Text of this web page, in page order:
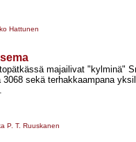
Hattunen
majailivat "kylminä"
3068 sekä terhakkaampana
P. T. Ruuskanen